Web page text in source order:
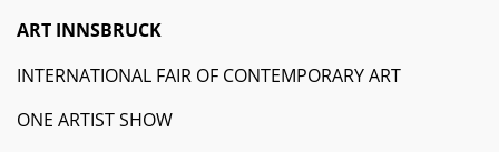
ART INNSBRUCK
INTERNATIONAL FAIR OF CONTEMPORARY ART
ONE ARTIST SHOW